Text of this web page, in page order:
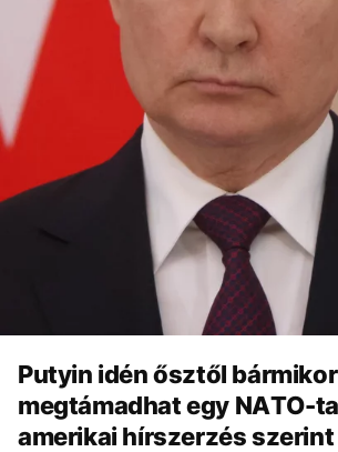
Putyin idén ősztől bármikor
megtámadhat egy NATO-
amerikai hírszerzés szerint